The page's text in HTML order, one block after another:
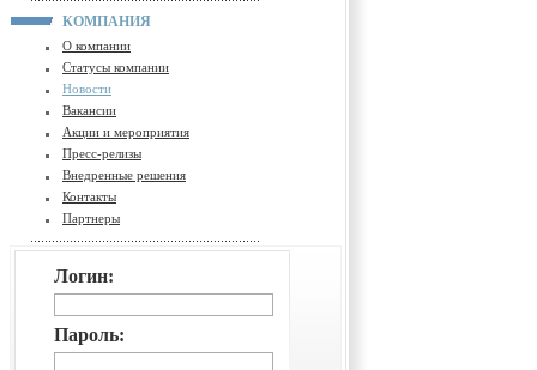
КОМПАНИЯ
О компании
Статусы компании
Новости
Вакансии
Акции и мероприятия
Пресс-релизы
Внедренные решения
Контакты
Партнеры
Логин:
Пароль: